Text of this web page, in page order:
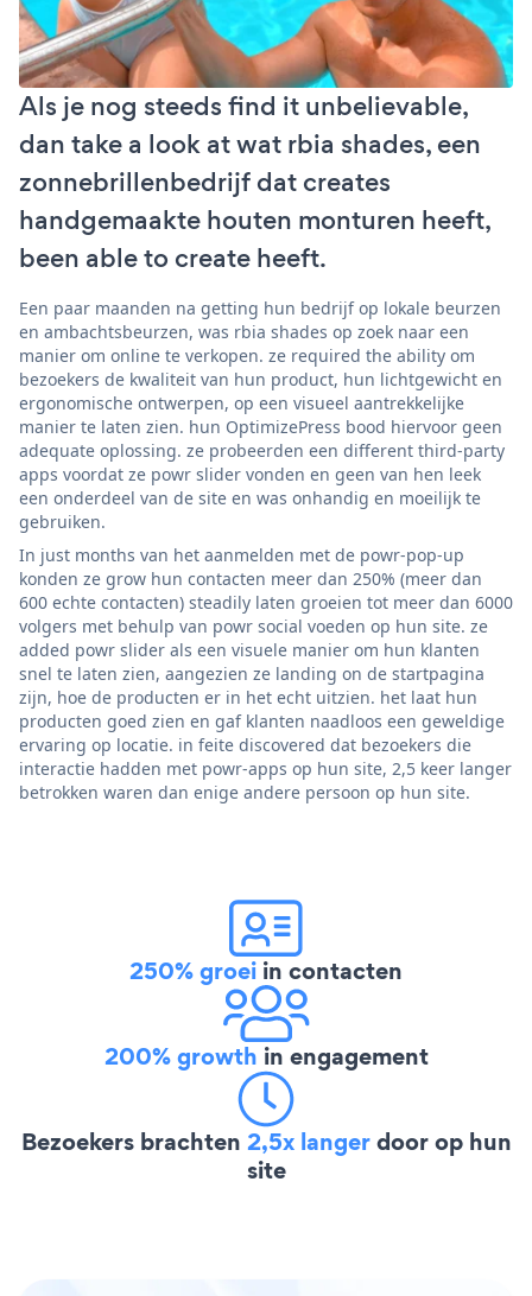
Als je nog steeds find it unbelievable,
dan take a look at wat rbia shades, een
zonnebrillenbedrijf dat creates
handgemaakte houten monturen heeft,
been able to create heeft.
Een paar maanden na getting hun bedrijf op lokale beurzen
en ambachtsbeurzen, was rbia shades op zoek naar een
manier om online te verkopen. ze required the ability om
bezoekers de kwaliteit van hun product, hun lichtgewicht en
ergonomische ontwerpen, op een visueel aantrekkelijke
manier te laten zien. hun OptimizePress bood hiervoor geen
adequate oplossing. ze probeerden een different third-party
apps voordat ze powr slider vonden en geen van hen leek
een onderdeel van de site en was onhandig en moeilijk te
gebruiken.
In just months van het aanmelden met de powr-pop-up
konden ze grow hun contacten meer dan 250% (meer dan
600 echte contacten) steadily laten groeien tot meer dan 6000
volgers met behulp van powr social voeden op hun site. ze
added powr slider als een visuele manier om hun klanten
snel te laten zien, aangezien ze landing on de startpagina
zijn, hoe de producten er in het echt uitzien. het laat hun
producten goed zien en gaf klanten naadloos een geweldige
ervaring op locatie. in feite discovered dat bezoekers die
interactie hadden met powr-apps op hun site, 2,5 keer langer
betrokken waren dan enige andere persoon op hun site.
250% groei in contacten
200% growth in engagement
Bezoekers brachten 2,5x langerdoor op hun
site